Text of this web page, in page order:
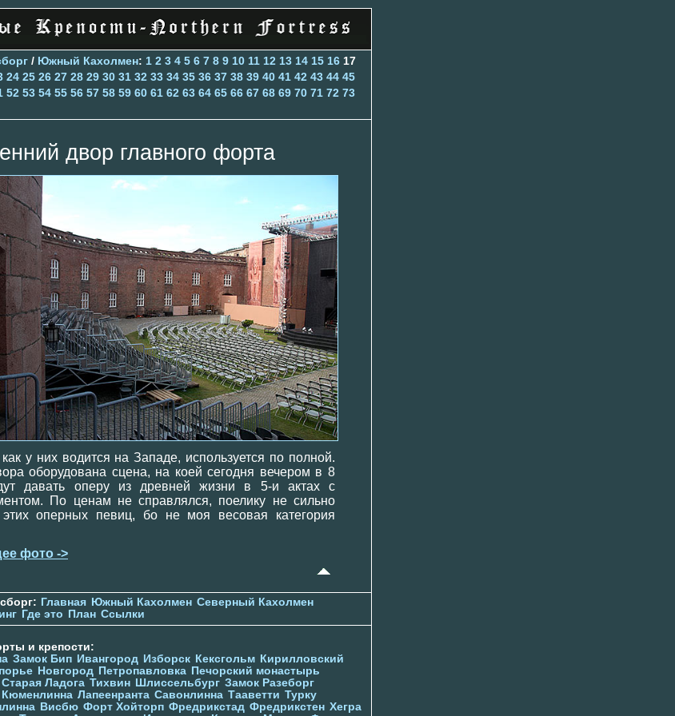
/ Южный Кахолмен: 1 2 3 4 5 6 7 8 9 10 11 12 13 14 15 16 17
24 25 26 27 28 29 30 31 32 33 34 35 36 37 38 39 40 41 42 43 44 45
52 53 54 55 56 57 58 59 60 61 62 63 64 65 66 67 68 69 70 71 72 73
двор главного форта
как у них водится на Западе, используется по полной.
оборудована сцена, на коей сегодня вечером в 8
давать оперу из древней жизни в 5-и актах с
По ценам не справлялся, поелику не сильно
оперных певиц, бо не моя весовая категория
фото ->
Главная Южный Кахолмен Северный Кахолмен
Где это План Ссылки
и крепости:
Замок Бип Ивангород Изборск Кексгольм Кирилловский
Новгород Петропавловка Печорcкий монастырь
Старая Ладога Тихвин Шлиссельбург Замок Разеборг
Кюменлинна Лапеенранта Савонлинна Тааветти Турку
Висбю Форт Хойторп Фредрикстад Фредрикстен Хегра